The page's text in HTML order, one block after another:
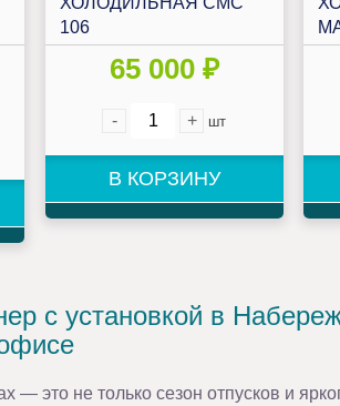
106
65 000 ₽
- + шт
В КОРЗИНУ
с установкой в
— это не только сезон отпусков и